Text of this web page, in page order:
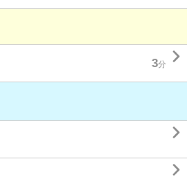
3分 

